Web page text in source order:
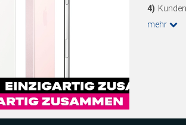
4)
mehr